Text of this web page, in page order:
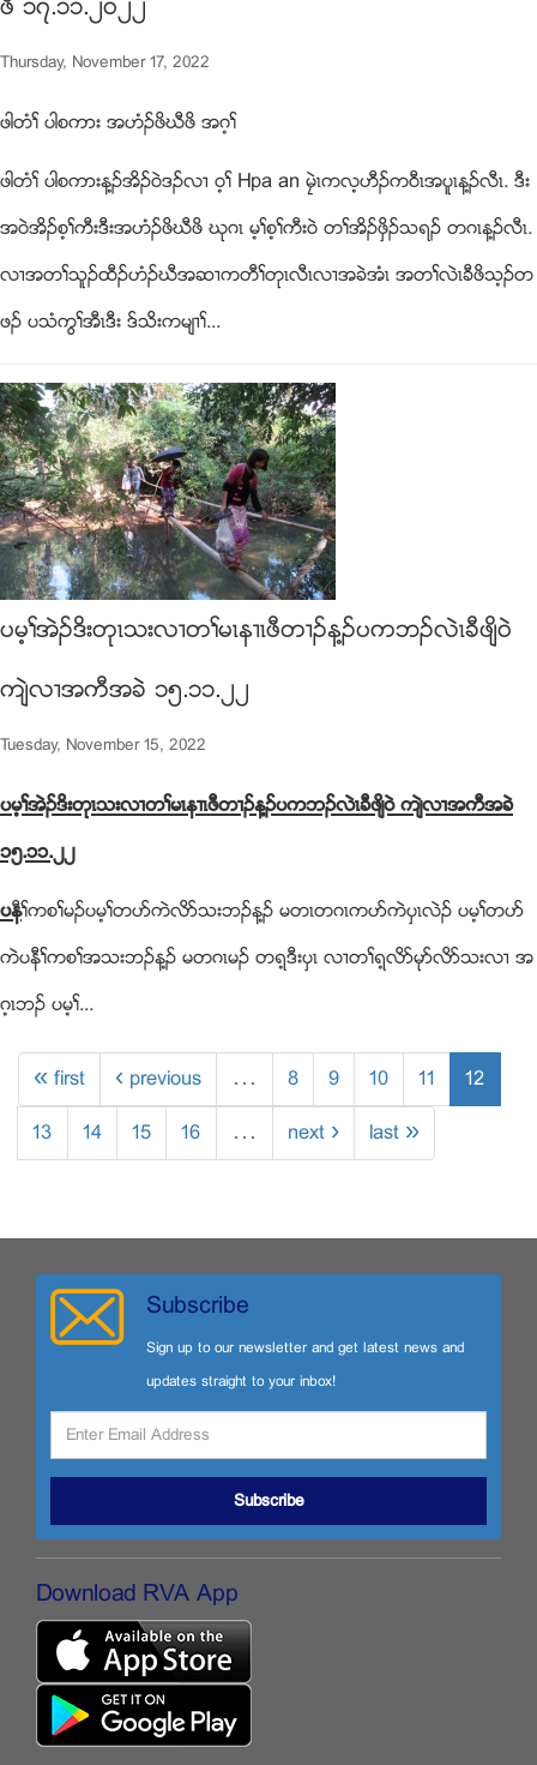
Thursday, November 17, 2022
ဖါတံႈ ပါစကား အဟံဥဖိဃီဖိ အဂ့ႈ
ဖါတံႈ ပါစကားန႔ဥအိဥ၀ဲဒဥလ႕ ၀့ႈ Hpa an မေဲၚကလ့ဟီဥက၀ီၚအပူၚန႔ဥလီၚ. ဒီး
အ၀ဲအိဥစ့ႈကီးဒီးအဟံဥဖိဃီဖိ ဃုဂၚ မ့ႈစ့ႈကီး၀ဲ တႈအိဥဖွိဥသရဥ တဂၚန႔ဥလီၚ.
လ႕အတႈသူဥထီဥဟံဥဃီအဆ႕ကတီႈတုၚလီၚလ႕အခဲအံၚ အတႈလဲၚခီဖိသ့ဥတ
ဖဥ ပသံကြႈအီၚဒီး ဒ္သိးကမ်႕ႈ...
ပမ့ႈအဲဥဒိးတုၚသးလ႕တႈမၚန႕ၚဖီတ႕ဥန႔ဥပကဘဥလဲၚခီဖ်ိ၀ဲ
က်ဲလ႕အကီအခဲ ၁၅.၁၁.၂၂
Tuesday, November 15, 2022
ပမ့ႈအဲဥဒိးတုၚသးလ႕တႈမၚန႕ၚဖီတ႕ဥန႔ဥပကဘဥလဲၚခီဖ်ိ၀ဲ က်ဲလ႕အကီအခဲ
၁၅.၁၁.၂၂
ပနီႈကစႈမဥပမ့ႈတပဏကဲလိဏသးဘဥန႔ဥ မတၚတဂၚကပဏကဲပွၚလဲဥ ပမ့ႈတပဏ
ကဲပနီႈကစႈအသးဘဥန႔ဥ မတဂၚမဥ တရ့ဒီးပွၚ လ႕တႈရ့လိဏမုဏလိဏသးလ႕ အ
ဂ့ၚဘဥ ပမ့ႈ...
« first ‹ previous … 8 9 10 11 12
13 14 15 16 … next › last »
Subscribe
Sign up to our newsletter and get latest news and
updates straight to your inbox!
Subscribe
Download RVA App